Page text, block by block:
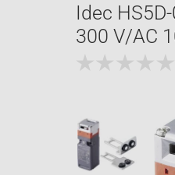
Idec
300 V/AC